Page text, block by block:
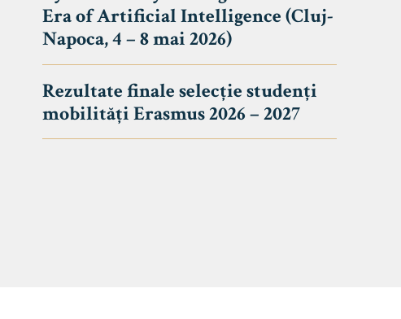
Era of Artificial Intelligence (Cluj-
Napoca, 4 – 8 mai 2026)
Rezultate finale selecție studenți
mobilități Erasmus 2026 – 2027